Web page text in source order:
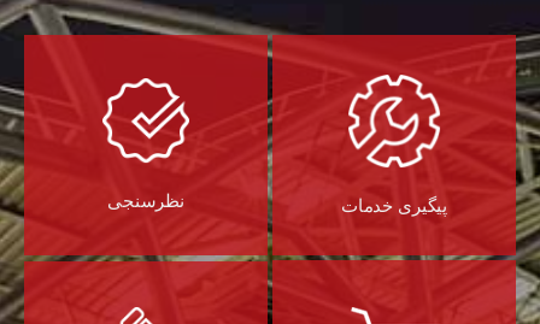
پیگیری خدمات نظرسنجی